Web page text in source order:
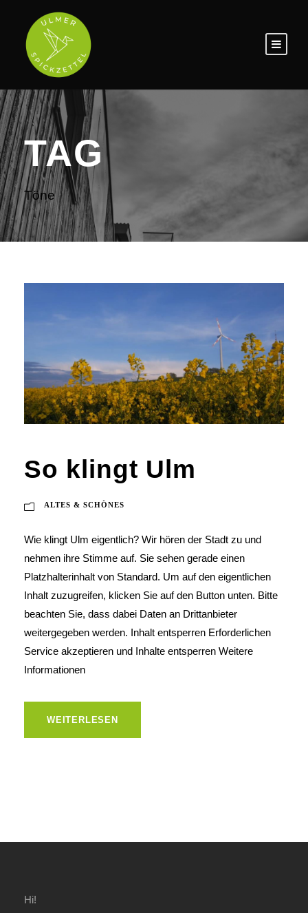
TAG
Töne
So klingt Ulm
ALTES & SCHÖNES
Wie klingt Ulm eigentlich? Wir hören der Stadt zu und
nehmen ihre Stimme auf. Sie sehen gerade einen
Platzhalterinhalt von Standard. Um auf den eigentlichen
Inhalt zuzugreifen, klicken Sie auf den Button unten. Bitte
beachten Sie, dass dabei Daten an Drittanbieter
weitergegeben werden. Inhalt entsperren Erforderlichen
Service akzeptieren und Inhalte entsperren Weitere
Informationen
WEITERLESEN
Hi!